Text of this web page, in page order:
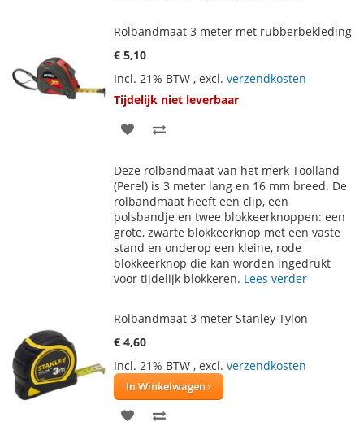
Rolbandmaat 3 meter met rubberbekleding
€ 5,10
Incl. 21% BTW , excl. verzendkosten
Tijdelijk niet leverbaar
VOEG
AAN
VERLANGLIJST
TE
VERGELIJKEN
Deze rolbandmaat van het merk Toolland
(Perel) is 3 meter lang en 16 mm breed. De
rolbandmaat heeft een clip, een
polsbandje en twee blokkeerknoppen: een
grote, zwarte blokkeerknop met een vaste
stand en onderop een kleine, rode
blokkeerknop die kan worden ingedrukt
voor tijdelijk blokkeren. Lees verder
Rolbandmaat 3 meter Stanley Tylon
€ 4,60
Incl. 21% BTW , excl. verzendkosten
In Winkelwagen
VOEG